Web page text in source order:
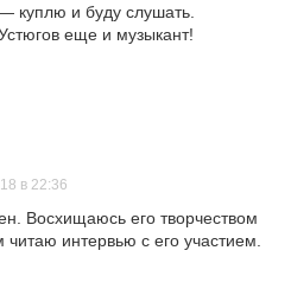
куплю и буду слушать.
еще и музыкант!
в 22:36
Восхищаюсь его творчеством
читаю интервью с его участием.